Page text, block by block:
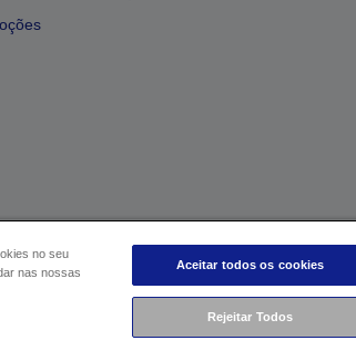
da conformidade do produto Declaração
Contacte-nos
Compromisso da Epson para com a
no seu
nas nossas
Aceitar todos os cookies
Rejeitar Todos